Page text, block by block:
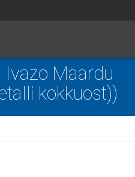
Ivazo Maardu
kokkuost))